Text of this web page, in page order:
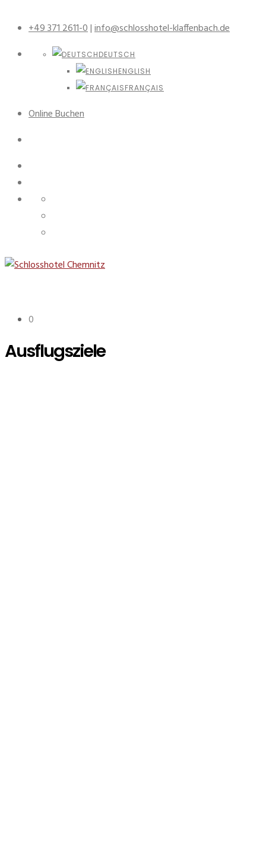
+49 371 2611-0|info@schlosshotel-klaffenbach.de
DEUTSCH
ENGLISH
FRANÇAIS
Online Buchen
0
Ausflugsziele